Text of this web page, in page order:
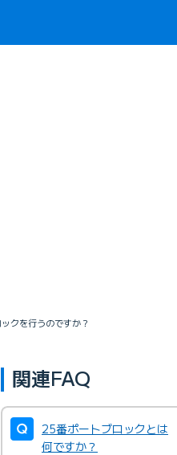
クを行うのですか？
関連FAQ
25番ポートブロックとは
何ですか？